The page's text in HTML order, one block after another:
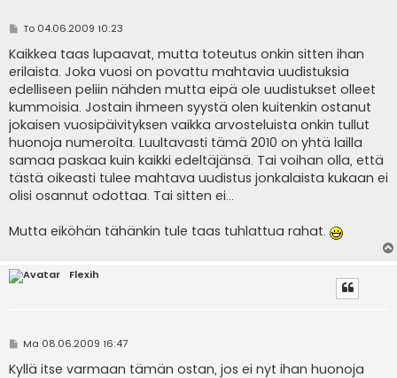
V
e
s
t
i
To 04.06.2009 10:23
Kaikkea taas lupaavat, mutta toteutus onkin sitten ihan
erilaista. Joka vuosi on povattu mahtavia uudistuksia
edelliseen peliin nähden mutta eipä ole uudistukset olleet
kummoisia. Jostain ihmeen syystä olen kuitenkin ostanut
jokaisen vuosipäivityksen vaikka arvosteluista onkin tullut
huonoja numeroita. Luultavasti tämä 2010 on yhtä lailla
samaa paskaa kuin kaikki edeltäjänsä. Tai voihan olla, että
tästä oikeasti tulee mahtava uudistus jonkalaista kukaan ei
olisi osannut odottaa. Tai sitten ei...
Mutta eiköhän tähänkin tule taas tuhlattua rahat.
Flexih
V
e
Ma 08.06.2009 16:47
Kyllä itse varmaan tämän ostan, jos ei nyt ihan huonoja